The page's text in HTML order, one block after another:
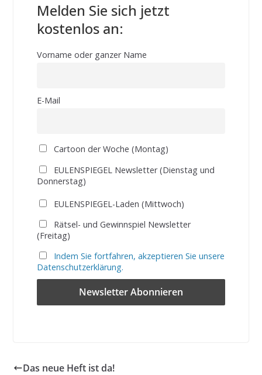
Melden Sie sich jetzt
kostenlos an:
Vorname oder ganzer Name
E-Mail
Cartoon der Woche (Montag)
EULENSPIEGEL Newsletter (Dienstag und
Donnerstag)
EULENSPIEGEL-Laden (Mittwoch)
Rätsel- und Gewinnspiel Newsletter
(Freitag)
Indem Sie fortfahren, akzeptieren Sie unsere
Datenschutzerklärung.
Das neue Heft ist da!